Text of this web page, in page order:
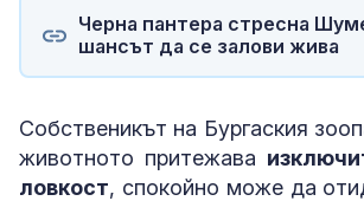
Черна пантера стресна
шансът да се залови жива
Собственикът на Бургаския
животното притежава
ловкост, спокойно може да